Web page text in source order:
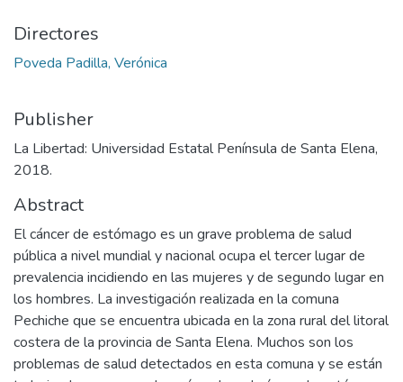
Directores
Poveda Padilla, Verónica
Publisher
La Libertad: Universidad Estatal Península de Santa Elena,
2018.
Abstract
El cáncer de estómago es un grave problema de salud
pública a nivel mundial y nacional ocupa el tercer lugar de
prevalencia incidiendo en las mujeres y de segundo lugar en
los hombres. La investigación realizada en la comuna
Pechiche que se encuentra ubicada en la zona rural del litoral
costera de la provincia de Santa Elena. Muchos son los
problemas de salud detectados en esta comuna y se están